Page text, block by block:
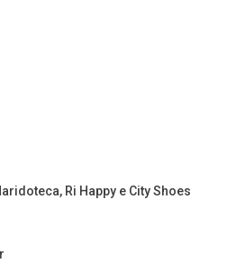
Ri Happy e City Shoes